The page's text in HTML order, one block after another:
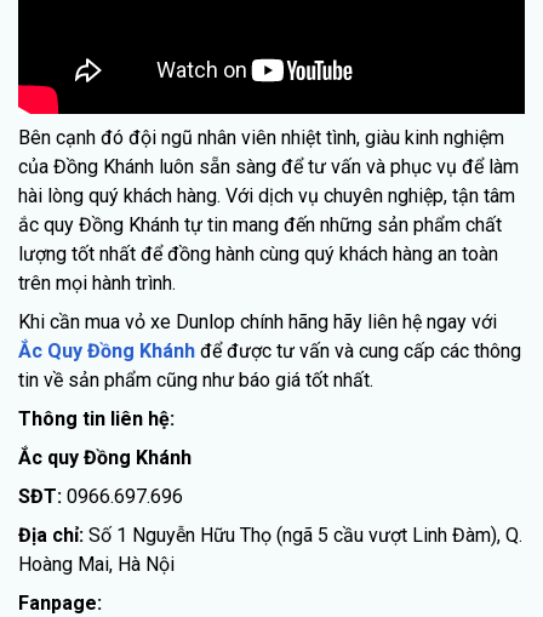
Bên cạnh đó đội ngũ nhân viên nhiệt tình, giàu kinh nghiệm
của Đồng Khánh luôn sẵn sàng để tư vấn và phục vụ để làm
hài lòng quý khách hàng. Với dịch vụ chuyên nghiệp, tận tâm
ắc quy Đồng Khánh tự tin mang đến những sản phẩm chất
lượng tốt nhất để đồng hành cùng quý khách hàng an toàn
trên mọi hành trình.
Khi cần mua vỏ xe Dunlop chính hãng hãy liên hệ ngay với
Ắc Quy Đồng Khánh để được tư vấn và cung cấp các thông
tin về sản phẩm cũng như báo giá tốt nhất.
Thông tin liên hệ:
Ắc quy Đồng Khánh
SĐT: 0966.697.696
Địa chỉ: Số 1 Nguyễn Hữu Thọ (ngã 5 cầu vượt Linh Đàm), Q.
Hoàng Mai, Hà Nội
Fanpage: